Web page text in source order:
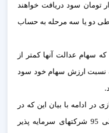
سرمایه پذیر، 150 هزار تومان سود دریافت خواهند
طی دو یا سه مرحله به حساب
سهام عدالت آنها کمتر از
نسبت ارزش سهام خود سود
ادامه با بیان این که در
مجموع سود تقسیمی سال مالی 95 شرکتهای سرمایه پذیر